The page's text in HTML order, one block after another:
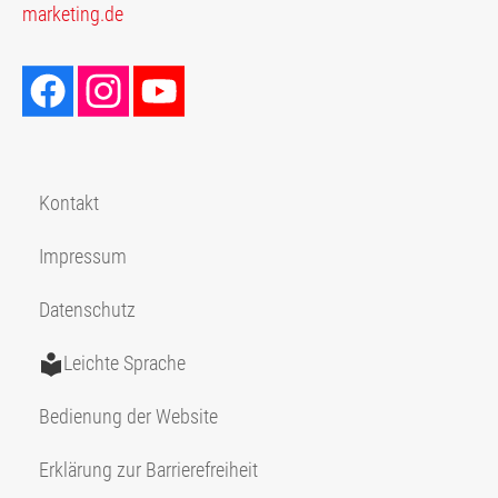
marketing.de
Kontakt
Impressum
Datenschutz
Leichte Sprache
Bedienung der Website
Erklärung zur Barrierefreiheit